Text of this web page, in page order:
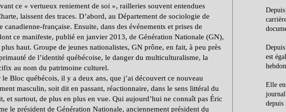
ce « vertueux reniement de soi », railleries souvent entendues
laissent des traces. D’abord, au Département de sociologie de
française. Ensuite, dans des événements et prises de
ce manifeste, publié en janvier 2013, de Génération Nationale (GN),
haut. Groupe de jeunes nationalistes, GN prône, en fait, à peu près
de l’identité québécoise, le danger du multiculturalisme, la
au nom du patrimoine culturel.
le Bloc québécois, il y a deux ans, que j’ai découvert ce nouveau
masculin, soit dit en passant, réactionnaire, dans le sens littéral du
et surtout, de plus en plus en vue. Qui aujourd’hui ne connaît pas Éric
le président de Génération Nationale, anciennement président du
est
Elle
depuis